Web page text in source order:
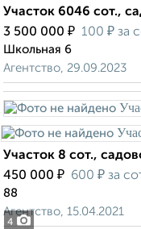
Участок 6046 сот.,
3 500 000 ₽ 100 ₽ за
Школьная 6
Агентство, 29.09.2023
4
Участок 8 сот.,
450 000 ₽ 600 ₽ за
88
Агентство, 15.04.2021